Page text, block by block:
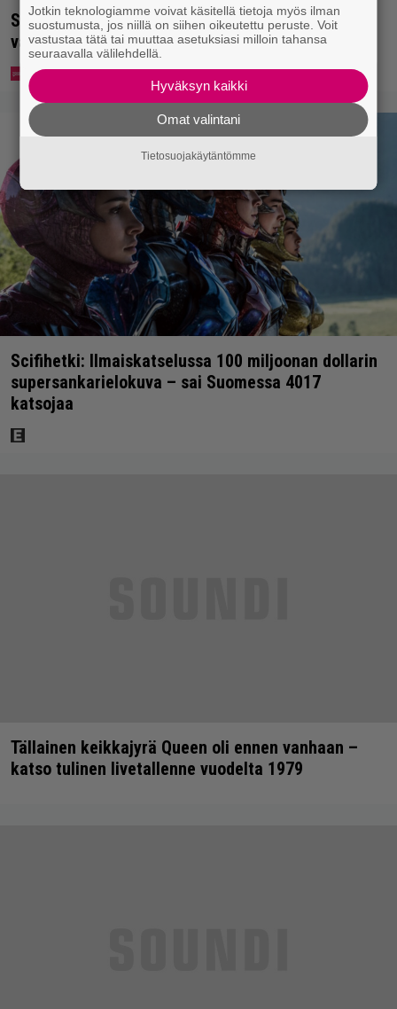
Syötkö perunoita näin? Tutkijat löysivät yhteyden
vakavaan kansansairauteen
Scifihetki: Ilmaiskatselussa 100 miljoonan dollarin
supersankarielokuva – sai Suomessa 4017
katsojaa
Tällainen keikkajyrä Queen oli ennen vanhaan –
katso tulinen livetallenne vuodelta 1979
Jotkin teknologiamme voivat käsitellä tietoja myös ilman
suostumusta, jos niillä on siihen oikeutettu peruste. Voit
vastustaa tätä tai muuttaa asetuksiasi milloin tahansa
seuraavalla välilehdellä.
Hyväksyn kaikki
Omat valintani
Tietosuojakäytäntömme